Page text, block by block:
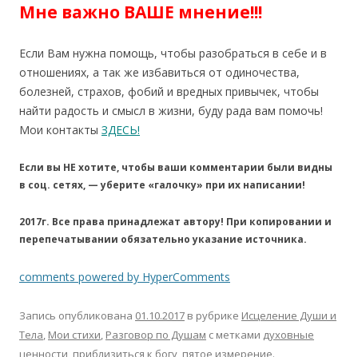
Мне важно ВАШЕ мнение!!!
Если Вам нужна помощь, чтобы разобраться в себе и в
отношениях, а так же избавиться от одиночества,
болезней, страхов, фобий и вредных привычек, чтобы
найти радость и смысл в жизни, буду рада вам помочь!
Мои контакты ЗДЕСЬ!
Если вы НЕ хотите, чтобы ваши комментарии были видны
в соц. сетях, — уберите «галочку» при их написании!
2017г. Все права принадлежат автору! При копировании и
перепечатывании обязательно указание источника.
comments powered by HyperComments
Запись опубликована 01.10.2017 в рубрике Исцеление Души и
Тела, Мои стихи, Разговор по Душам с метками духовные
ценности приблизиться к богу пятое измерение.